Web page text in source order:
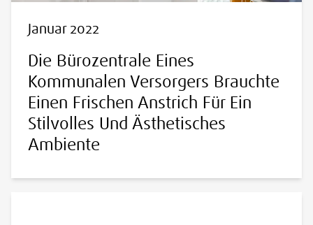
Januar 2022
Die Bürozentrale Eines
Kommunalen Versorgers Brauchte
Einen Frischen Anstrich Für Ein
Stilvolles Und Ästhetisches
Ambiente